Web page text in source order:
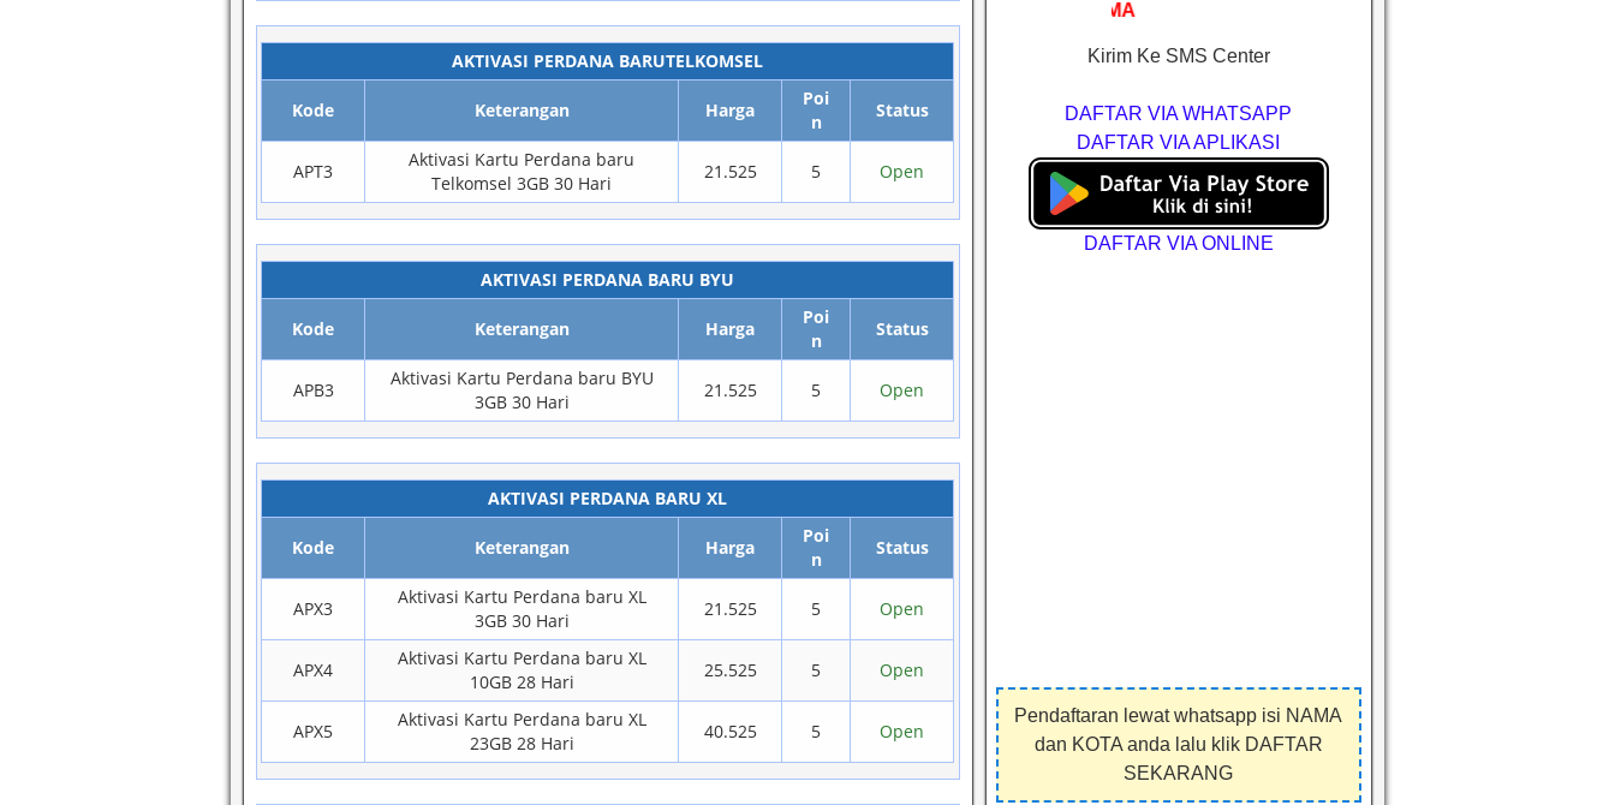
AKTIVASI PERDANA BARUTELKOMSEL
Kode Keterangan Harga
Poi
n
Status
APT3
Aktivasi Kartu Perdana baru
Telkomsel 3GB 30 Hari
21.525 5 Open
AKTIVASI PERDANA BARU BYU
Kode Keterangan Harga
Poi
n
Status
APB3
Aktivasi Kartu Perdana baru BYU
3GB 30 Hari
21.525 5 Open
AKTIVASI PERDANA BARU XL
Kode Keterangan Harga
Poi
n
Status
APX3
Aktivasi Kartu Perdana baru XL
3GB 30 Hari
21.525 5 Open
APX4
Aktivasi Kartu Perdana baru XL
10GB 28 Hari
25.525 5 Open
APX5
Aktivasi Kartu Perdana baru XL
23GB 28 Hari
40.525 5 Open
Kirim Ke SMS Center
DAFTAR VIA WHATSAPP
DAFTAR VIA APLIKASI
DAFTAR VIA ONLINE
Pendaftaran lewat whatsapp isi NAMA
dan KOTA anda lalu klik DAFTAR
SEKARANG